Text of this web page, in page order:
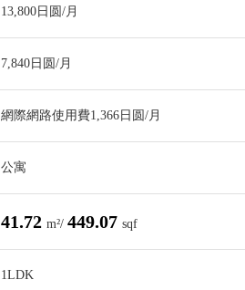
13,800日圆/月
7,840日圆/月
網際網路使用費1,366日圆/月
公寓
41.72 m²/ 449.07 sqf
1LDK